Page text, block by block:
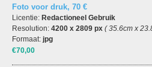
Foto voor druk, 70 €
Licentie: Redactioneel Gebruik
Resolution: 4200 x 2809 px ( 35.6cm x
Formaat: jpg
€70,00